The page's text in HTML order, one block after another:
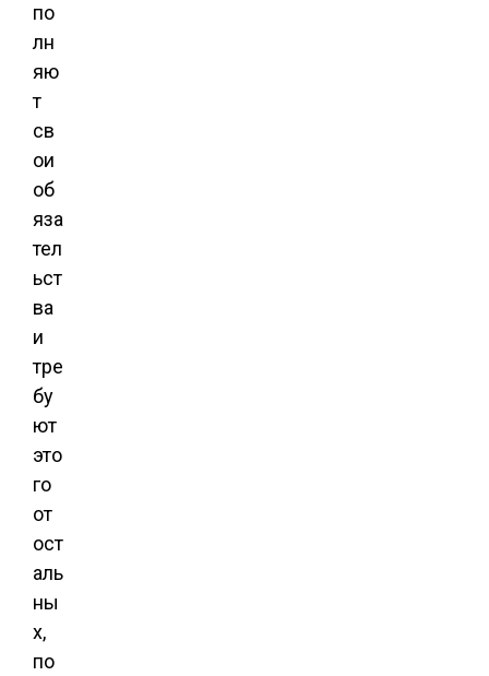
по
лн
яю
т
св
ои
об
яза
тел
ьст
ва
и
тре
бу
ют
это
го
от
ост
аль
ны
х,
по